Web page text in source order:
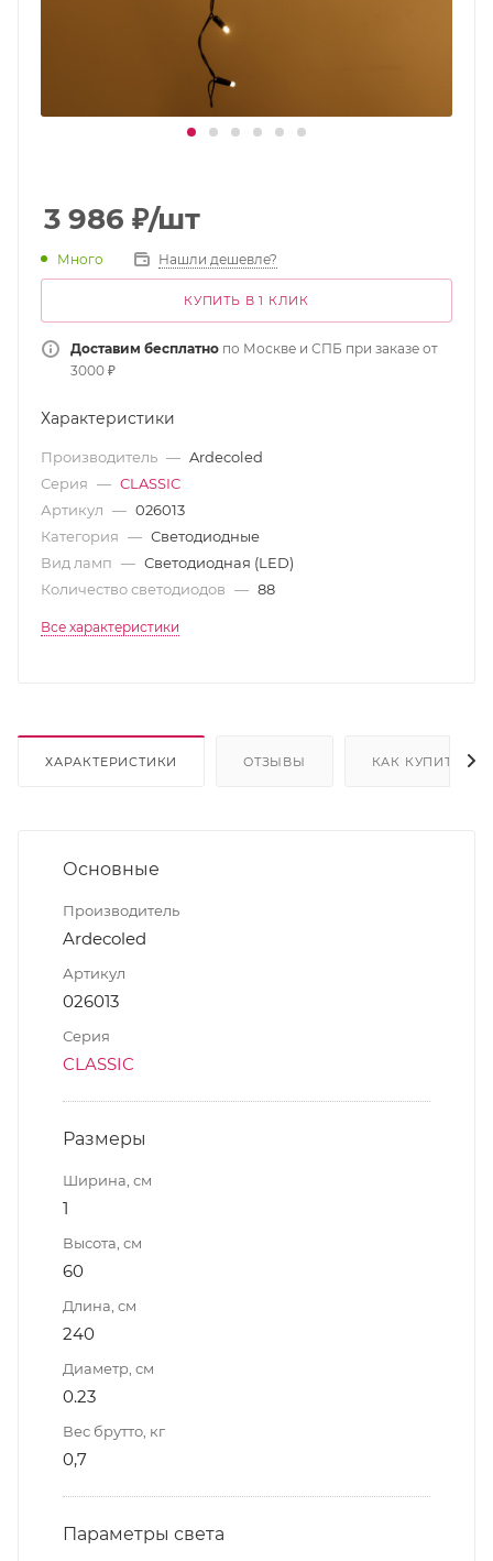
3 986 ₽/шт
Много Нашли дешевле?
КУПИТЬ В 1 КЛИК
Доставим бесплатно по Москве и СПБ при заказе от
3000 ₽
Характеристики
Производитель — Ardecoled
Серия — CLASSIC
Артикул — 026013
Категория — Светодиодные
Вид ламп — Светодиодная (LED)
Количество светодиодов — 88
Все характеристики
ХАРАКТЕРИСТИКИ ОТЗЫВЫ КАК КУПИТЬ
Основные
Производитель
Ardecoled
Артикул
026013
Серия
CLASSIC
Размеры
Ширина, см
1
Высота, см
60
Длина, см
240
Диаметр, см
0.23
Вес брутто, кг
0,7
Параметры света